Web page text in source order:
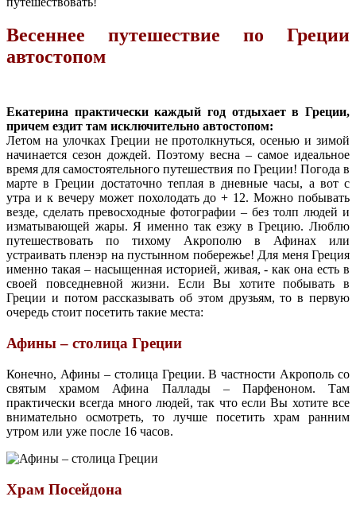
Весеннее путешествие по Греции
автостопом
Екатерина практически каждый год отдыхает в Греции,
причем ездит там исключительно автостопом:
Летом на улочках Греции не протолкнуться, осенью и зимой
начинается сезон дождей. Поэтому весна – самое идеальное
время для самостоятельного путешествия по Греции! Погода в
марте в Греции достаточно теплая в дневные часы, а вот с
утра и к вечеру может похолодать до + 12. Можно побывать
везде, сделать превосходные фотографии – без толп людей и
изматывающей жары. Я именно так езжу в Грецию. Люблю
путешествовать по тихому Акрополю в Афинах или
устраивать пленэр на пустынном побережье! Для меня Греция
именно такая – насыщенная историей, живая, - как она есть в
своей повседневной жизни. Если Вы хотите побывать в
Греции и потом рассказывать об этом друзьям, то в первую
очередь стоит посетить такие места:
Афины – столица Греции
Конечно, Афины – столица Греции. В частности Акрополь со
святым храмом Афина Паллады – Парфеноном. Там
практически всегда много людей, так что если Вы хотите все
внимательно осмотреть, то лучше посетить храм ранним
утром или уже после 16 часов.
Храм Посейдона